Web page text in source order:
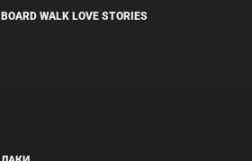
BOARD WALK LOVE STORIES